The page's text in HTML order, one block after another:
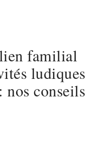
familial
ludiques
conseils